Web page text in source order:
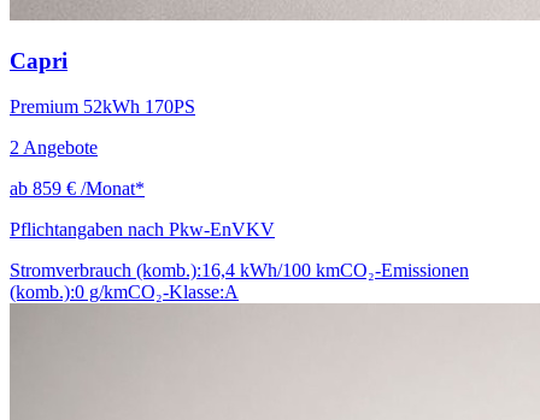
Capri
Premium 52kWh 170PS
2Angebote
ab 859 € /Monat*
Pflichtangaben nach Pkw-EnVKV
Stromverbrauch (komb.):16,4 kWh/100 kmCO₂-Emissionen
(komb.):0 g/kmCO₂-Klasse:A